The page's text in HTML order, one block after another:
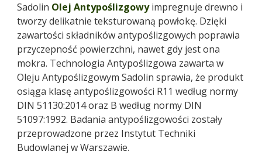
Sadolin Olej Antypoślizgowyimpregnuje drewno i
tworzy delikatnie teksturowaną powłokę. Dzięki
zawartości składników antypoślizgowych poprawia
przyczepność powierzchni, nawet gdy jest ona
mokra. Technologia Antypoślizgowa zawarta w
Oleju Antypoślizgowym Sadolin sprawia, że produkt
osiąga klasę antypoślizgowości R11 według normy
DIN 51130:2014 oraz B według normy DIN
51097:1992. Badania antypoślizgowości zostały
przeprowadzone przez Instytut Techniki
Budowlanej w Warszawie.